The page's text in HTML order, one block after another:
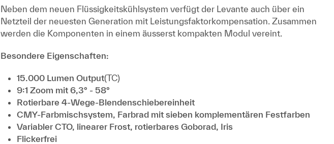
Neben dem neuen Flüssigkeitskühlsystem verfügt der Levante auch über ein
Netzteil der neuesten Generation mit Leistungsfaktorkompensation. Zusammen
werden die Komponenten in einem äusserst kompakten Modul vereint.
Besondere Eigenschaften:
15.000 Lumen Output(TC)
9:1 Zoom mit 6,3° - 58°
Rotierbare 4-Wege-Blendenschiebereinheit
CMY-Farbmischsystem, Farbrad mit sieben komplementären Festfarben
Variabler CTO, linearer Frost, rotierbares Goborad, Iris
Flickerfrei